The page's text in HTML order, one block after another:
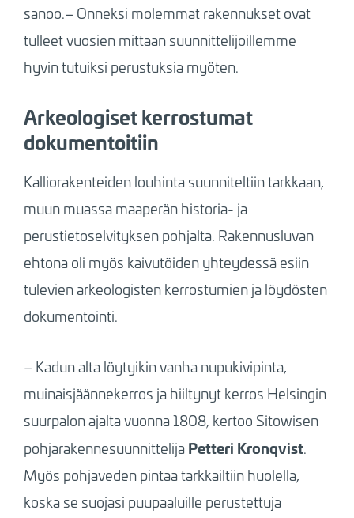
sanoo.– Onneksi molemmat rakennukset ovat
tulleet vuosien mittaan suunnittelijoillemme
hyvin tutuiksi perustuksia myöten.
Arkeologiset kerrostumat
dokumentoitiin
Kalliorakenteiden louhinta suunniteltiin tarkkaan,
muun muassa maaperän historia- ja
perustietoselvityksen pohjalta. Rakennusluvan
ehtona oli myös kaivutöiden yhteydessä esiin
tulevien arkeologisten kerrostumien ja löydösten
dokumentointi.
– Kadun alta löytyikin vanha nupukivipinta,
muinaisjäännekerros ja hiiltynyt kerros Helsingin
suurpalon ajalta vuonna 1808, kertoo Sitowisen
pohjarakennesuunnittelija Petteri Kronqvist.
Myös pohjaveden pintaa tarkkailtiin huolella,
koska se suojasi puupaaluille perustettuja